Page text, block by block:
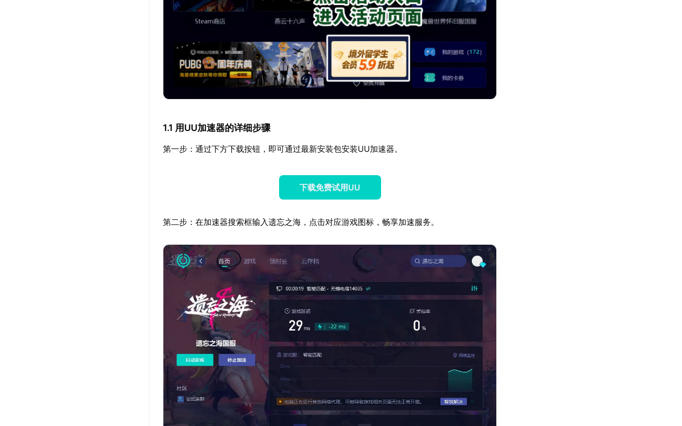
1.1 用UU加速器的详细步骤
第一步：通过下方下载按钮，即可通过最新安装包安装UU加速器。
下载免费试用UU
第二步：在加速器搜索框输入遗忘之海，点击对应游戏图标，畅享加速服务。